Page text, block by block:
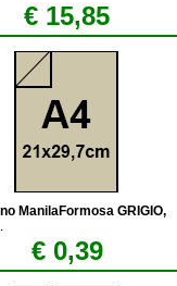
€ 15,85
ManilaFormosa GRIGIO,
€ 0,39